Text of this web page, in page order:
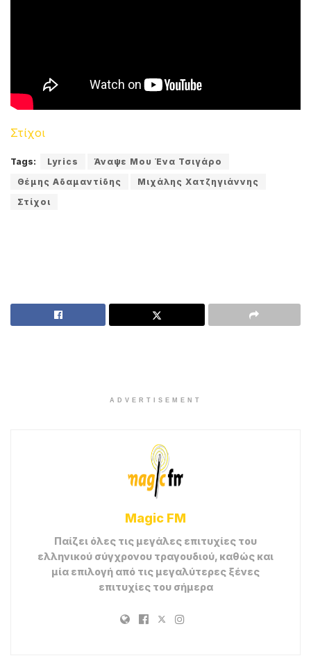
Στίχοι
Tags: Lyrics
Άναψε Μου Ένα Τσιγάρο
Θέμης Αδαμαντίδης
Μιχάλης Χατζηγιάννης
Στίχοι
ADVERTISEMENT
Magic FM
Παίζει όλες τις μεγάλες επιτυχίες του
ελληνικού σύγχρονου τραγουδιού, καθώς και
μία επιλογή από τις μεγαλύτερες ξένες
επιτυχίες του σήμερα